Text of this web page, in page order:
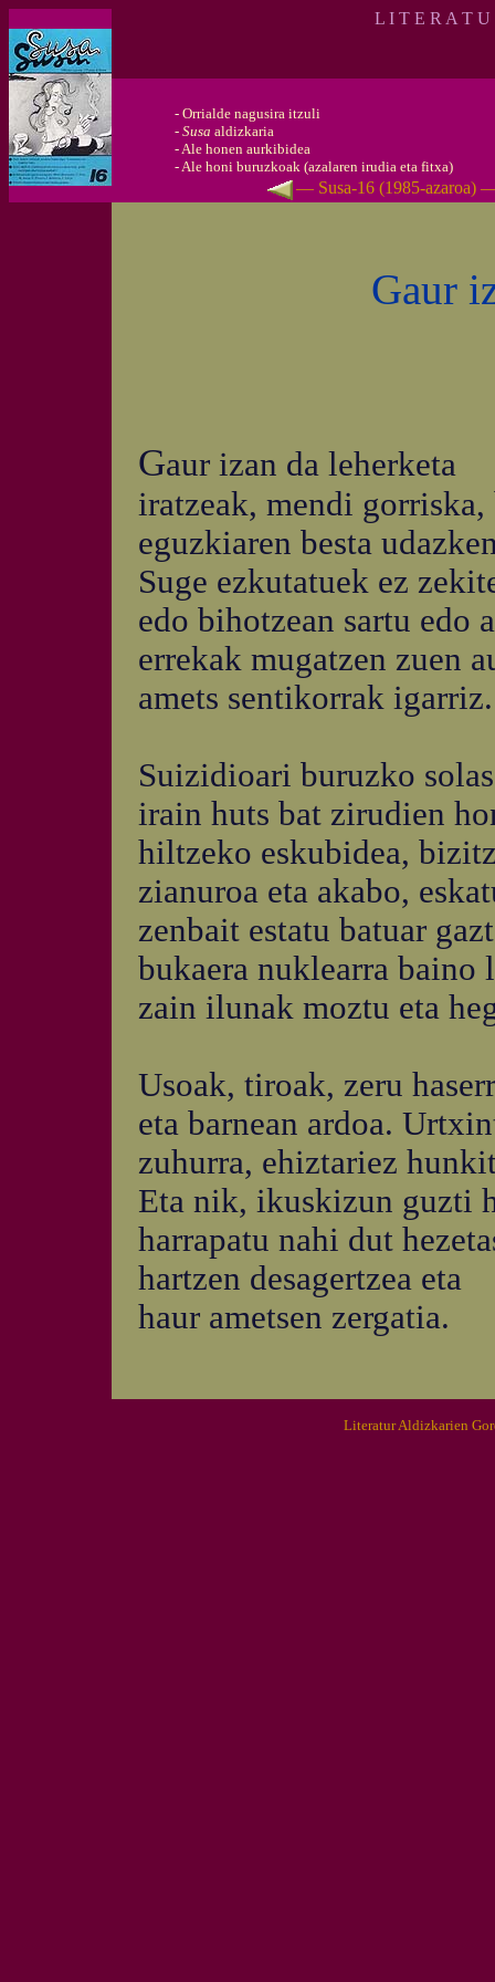
L I T E R A T
- Orrialde nagusira itzuli
- Susa aldizkaria
-Ale honen aurkibidea
-Ale honi buruzkoak (azalaren irudia eta fitxa)
— Susa-16 (1985-azaroa)
Gaur
Gaur izan da leherketa
iratzeak, mendi gorriska,
eguzkiaren besta
Suge ezkutatuek ez
edo bihotzean sartu edo
errekak mugatzen zuen
amets sentikorrak igarriz.
Suizidioari buruzko
irain huts bat zirudien
hiltzeko eskubidea,
zianuroa eta akabo,
zenbait estatu batuar
bukaera nuklearra baino
zain ilunak moztu eta
Usoak, tiroak, zeru
eta barnean ardoa.
zuhurra, ehiztariez
Eta nik, ikuskizun guzti
harrapatu nahi dut
hartzen desagertzea eta
haur ametsen zergatia.
Literatur Aldizkarien